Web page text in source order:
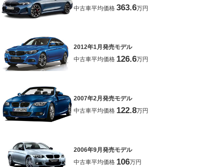
中古車平均価格 363.6万円
2012年1月発売モデル
中古車平均価格 126.6万円
2007年2月発売モデル
中古車平均価格 122.8万円
2006年9月発売モデル
中古車平均価格 106万円